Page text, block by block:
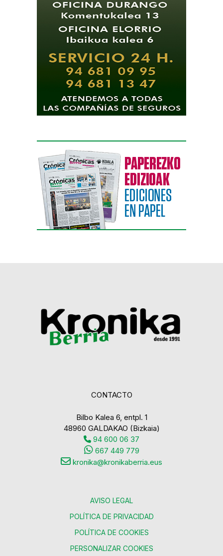
CONTACTO
Bilbo Kalea 6, entpl. 1
48960 GALDAKAO (Bizkaia)
94 600 06 37
667 449 779
kronika@kronikaberria.eus
AVISO LEGAL
POLÍTICA DE PRIVACIDAD
POLÍTICA DE COOKIES
PERSONALIZAR COOKIES